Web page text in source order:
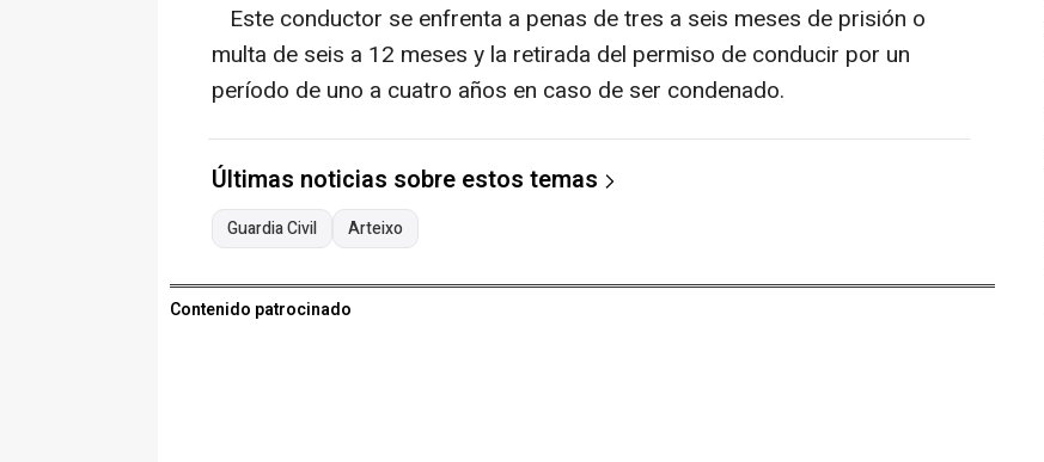
Este conductor se enfrenta a penas de tres a seis meses de prisión o
multa de seis a 12 meses y la retirada del permiso de conducir por un
período de uno a cuatro años en caso de ser condenado.
Últimas noticias sobre estos temas
Guardia Civil Arteixo
Contenido patrocinado